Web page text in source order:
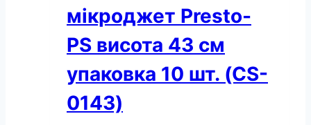
мікроджет Presto-
PS висота 43 см
упаковка 10 шт. (CS-
0143)